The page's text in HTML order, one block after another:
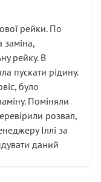
рейки. По
заміна,
рейку. В
пускати рідину.
було
Поміняли
розвал,
Іллі за
даний